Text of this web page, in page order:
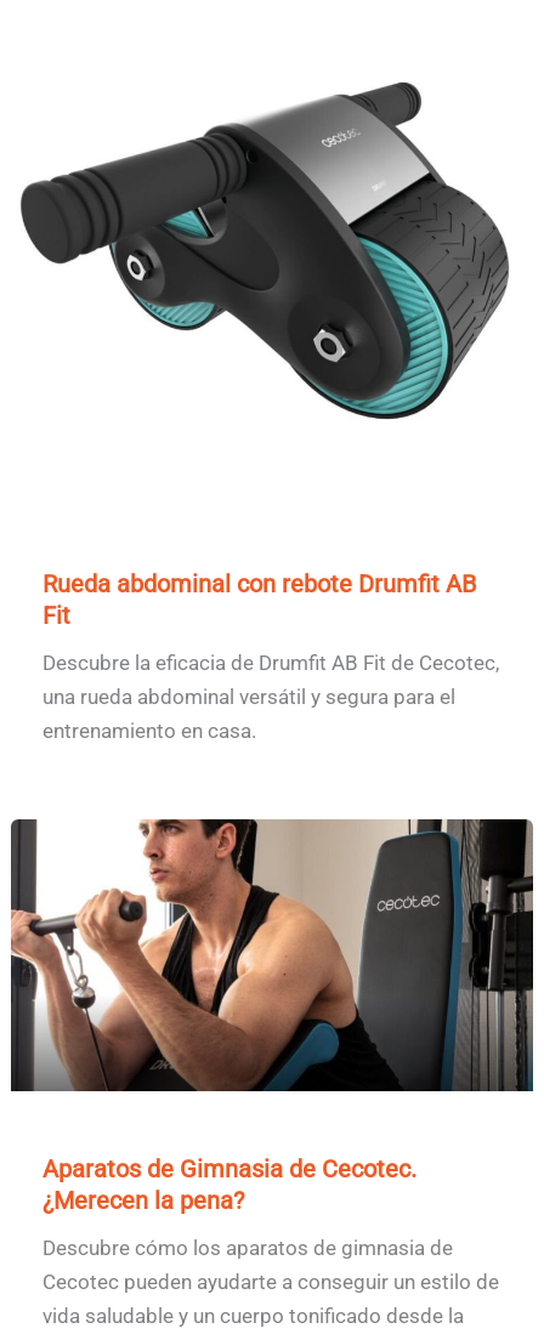
Rueda abdominal con rebote Drumfit AB
Fit
Descubre la eficacia de Drumfit AB Fit de Cecotec,
una rueda abdominal versátil y segura para el
entrenamiento en casa.
Aparatos de Gimnasia de Cecotec.
¿Merecen la pena?
Descubre cómo los aparatos de gimnasia de
Cecotec pueden ayudarte a conseguir un estilo de
vida saludable y un cuerpo tonificado desde la